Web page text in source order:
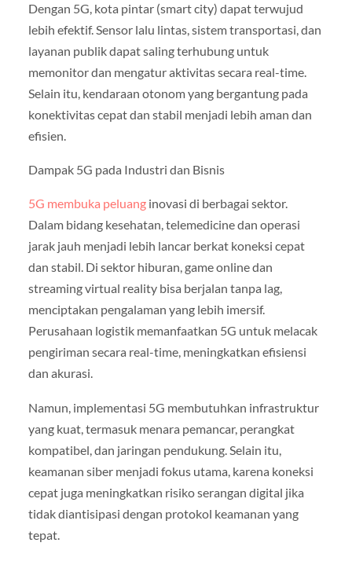
Dengan 5G, kota pintar (smart city) dapat terwujud
lebih efektif. Sensor lalu lintas, sistem transportasi, dan
layanan publik dapat saling terhubung untuk
memonitor dan mengatur aktivitas secara real-time.
Selain itu, kendaraan otonom yang bergantung pada
konektivitas cepat dan stabil menjadi lebih aman dan
efisien.
Dampak 5G pada Industri dan Bisnis
5G membuka peluanginovasi di berbagai sektor.
Dalam bidang kesehatan, telemedicine dan operasi
jarak jauh menjadi lebih lancar berkat koneksi cepat
dan stabil. Di sektor hiburan, game online dan
streaming virtual reality bisa berjalan tanpa lag,
menciptakan pengalaman yang lebih imersif.
Perusahaan logistik memanfaatkan 5G untuk melacak
pengiriman secara real-time, meningkatkan efisiensi
dan akurasi.
Namun, implementasi 5G membutuhkan infrastruktur
yang kuat, termasuk menara pemancar, perangkat
kompatibel, dan jaringan pendukung. Selain itu,
keamanan siber menjadi fokus utama, karena koneksi
cepat juga meningkatkan risiko serangan digital jika
tidak diantisipasi dengan protokol keamanan yang
tepat.